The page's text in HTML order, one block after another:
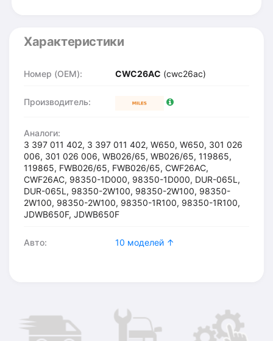
Характеристики
Номер (OEM): CWC26AC (cwc26ac)
Производитель:
Аналоги:
3 397 011 402, 3 397 011 402, W650, W650, 301 026
006, 301 026 006, WB026/65, WB026/65, 119865,
119865, FWB026/65, FWB026/65, CWF26AC,
CWF26AC, 98350-1D000, 98350-1D000, DUR-065L,
DUR-065L, 98350-2W100, 98350-2W100, 98350-
2W100, 98350-2W100, 98350-1R100, 98350-1R100,
JDWB650F, JDWB650F
Авто: 10 моделей ↑